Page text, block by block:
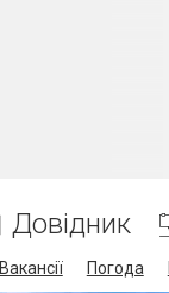
Довідник
Вакансії Погода